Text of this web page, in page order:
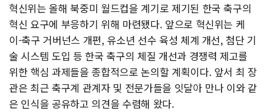
혁신위는 올해 북중미 월드컵을 계기로 제기된 한국 축구의
혁신 요구에 부응하기 위해 마련됐다. 앞으로 혁신위는 케
이-축구 거버넌스 개편, 유소년 선수 육성 체계 개선, 첨단 기
술 시스템 도입 등 한국 축구의 체질 개선과 경쟁력 제고를
위한 핵심 과제들을 종합적으로 논의할 계획이다. 앞서 최 장
관은 최근 축구계 관계자 및 전문가들을 잇달아 만나 이와 같
은 인식을 공유하고 의견을 수렴해 왔다.